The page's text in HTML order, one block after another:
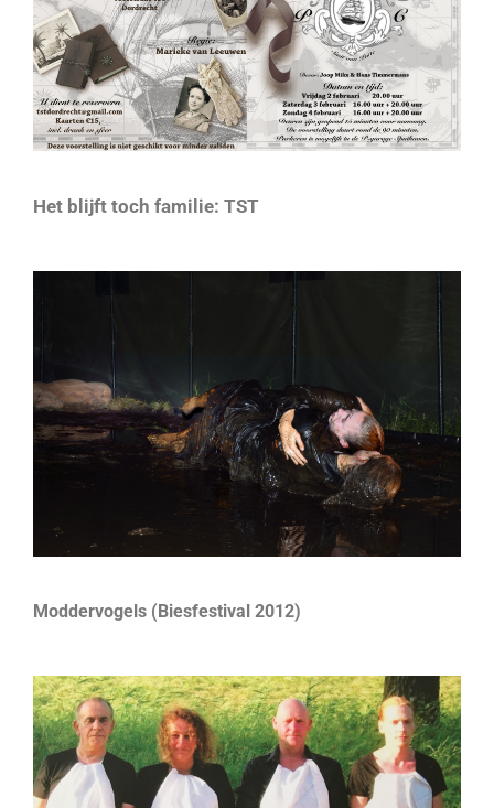
Het blijft toch familie: TST
Moddervogels (Biesfestival 2012)